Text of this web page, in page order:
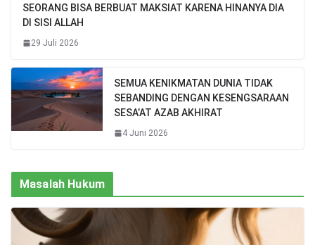
SEORANG BISA BERBUAT MAKSIAT KARENA HINANYA DIA
DI SISI ALLAH
29 Juli 2026
SEMUA KENIKMATAN DUNIA TIDAK
SEBANDING DENGAN KESENGSARAAN
SESA’AT AZAB AKHIRAT
4 Juni 2026
Masalah Hukum